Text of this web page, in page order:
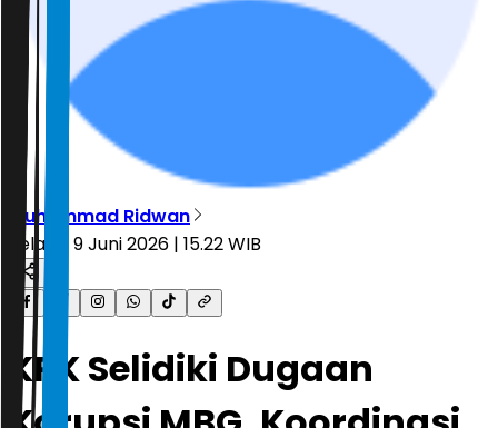
Muhammad Ridwan
Selasa, 9 Juni 2026 | 15.22 WIB
KPK Selidiki Dugaan